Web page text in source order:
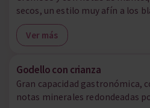
secos, un estilo muy afín a los
Ver más
Godello con crianza
Gran capacidad gastronómica,
notas minerales redondeadas